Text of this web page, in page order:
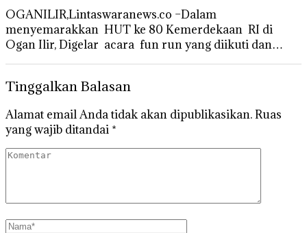
OGANILIR,Lintaswaranews.co –Dalam
menyemarakkan HUT ke 80 Kemerdekaan RI di
Ogan Ilir, Digelar acara fun run yang diikuti dan…
Tinggalkan Balasan
Alamat email Anda tidak akan dipublikasikan.Ruas
yang wajib ditandai *